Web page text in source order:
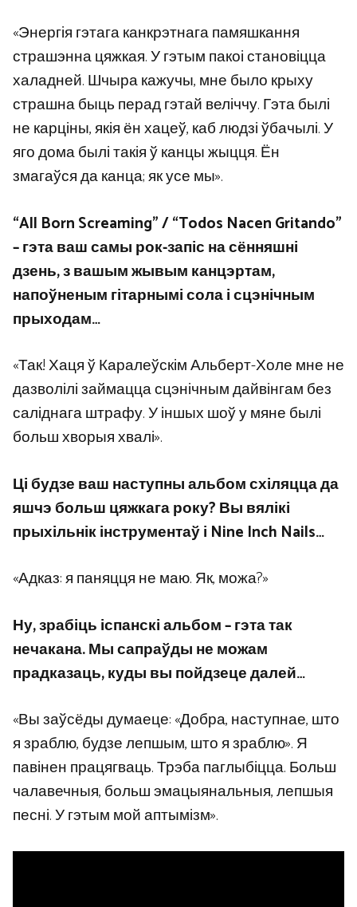
«Энергія гэтага канкрэтнага памяшкання
страшэнна цяжкая. У гэтым пакоі становіцца
халадней. Шчыра кажучы, мне было крыху
страшна быць перад гэтай веліччу. Гэта былі
не карціны, якія ён хацеў, каб людзі ўбачылі. У
яго дома былі такія ў канцы жыцця. Ён
змагаўся да канца; як усе мы».
“All Born Screaming” / “Todos Nacen Gritando”
– гэта ваш самы рок-запіс на сённяшні
дзень, з вашым жывым канцэртам,
напоўненым гітарнымі сола і сцэнічным
прыходам…
«Так! Хаця ў Каралеўскім Альберт-Холе мне не
дазволілі займацца сцэнічным дайвінгам без
саліднага штрафу. У іншых шоў у мяне былі
больш хворыя хвалі».
Ці будзе ваш наступны альбом схіляцца да
яшчэ больш цяжкага року? Вы вялікі
прыхільнік інструментаў і Nine Inch Nails…
«Адказ: я паняцця не маю. Як, можа?»
Ну, зрабіць іспанскі альбом – гэта так
нечакана. Мы сапраўды не можам
прадказаць, куды вы пойдзеце далей…
«Вы заўсёды думаеце: «Добра, наступнае, што
я зраблю, будзе лепшым, што я зраблю». Я
павінен працягваць. Трэба паглыбіцца. Больш
чалавечныя, больш эмацыянальныя, лепшыя
песні. У гэтым мой аптымізм».